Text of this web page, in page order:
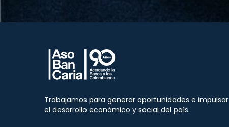
Trabajamos para generar oportunidades e impulsar
el desarrollo económico y social del país.